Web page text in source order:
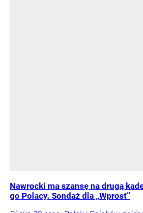
Nawrocki ma szansę na drugą
go Polacy. Sondaż dla „Wprost”